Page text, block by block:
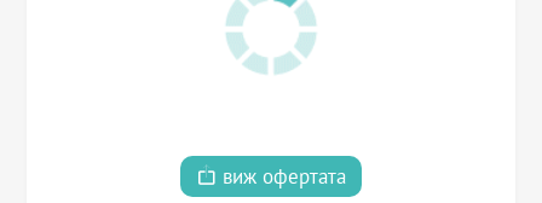
виж офертата